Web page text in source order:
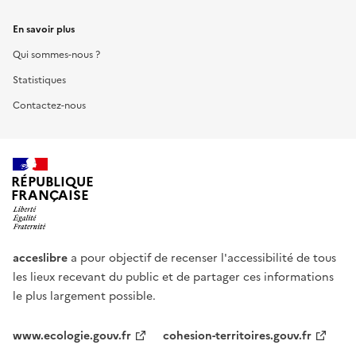
En savoir plus
Qui sommes-nous ?
Statistiques
Contactez-nous
RÉPUBLIQUE
FRANÇAISE
acceslibre a pour objectif de recenser l'accessibilité de tous
les lieux recevant du public et de partager ces informations
le plus largement possible.
www.ecologie.gouv.fr
cohesion-territoires.gouv.fr